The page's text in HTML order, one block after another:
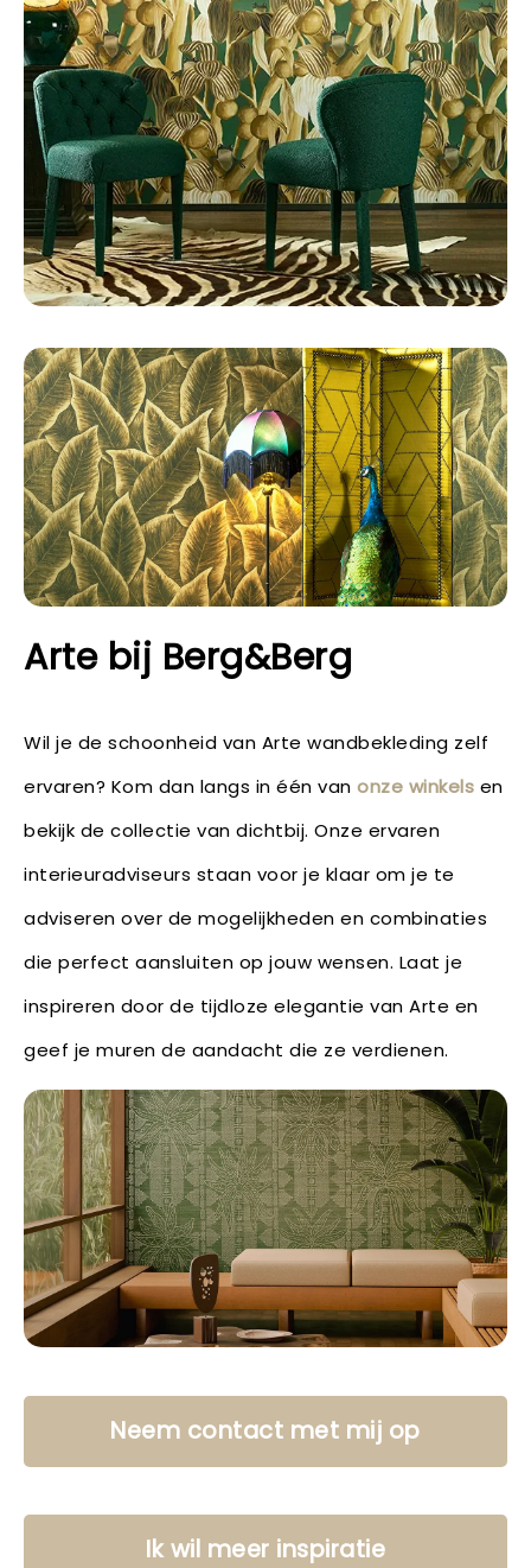
Arte bij Berg&Berg
Wil je de schoonheid van Arte wandbekleding zelf
ervaren? Kom dan langs in één van onze winkels en
bekijk de collectie van dichtbij. Onze ervaren
interieuradviseurs staan voor je klaar om je te
adviseren over de mogelijkheden en combinaties
die perfect aansluiten op jouw wensen. Laat je
inspireren door de tijdloze elegantie van Arte en
geef je muren de aandacht die ze verdienen.
Neem contact met mij op
Ik wil meer inspiratie